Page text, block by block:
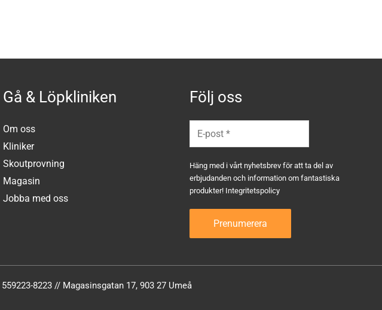
Gå & Löpkliniken
Om oss
Kliniker
Skoutprovning
Magasin
Jobba med oss
Följ oss
Häng med i vårt nyhetsbrev för att ta del av
erbjudanden och information om fantastiska
produkter! Integritetspolicy
8223 // Magasinsgatan 17, 903 27 Umeå